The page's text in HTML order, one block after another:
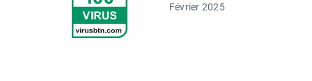
Février 2025